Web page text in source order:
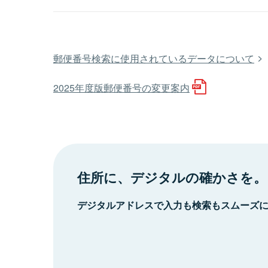
郵便番号検索に使用されているデータについて
2025年度版郵便番号の変更案内
住所に、デジタルの確かさを。
デジタルアドレスで入力も検索もスムーズ